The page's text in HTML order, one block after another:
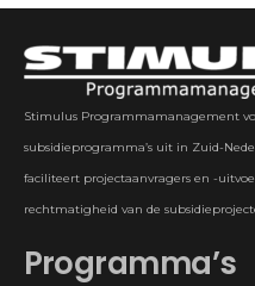
Stimulus Programmamanagement
subsidieprogramma’s uit in Zuid-
faciliteert projectaanvragers en -
rechtmatigheid van de
Programma’s